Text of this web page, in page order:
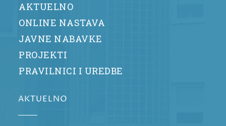
AKTUELNO
ONLINE NASTAVA
JAVNE NABAVKE
PROJEKTI
PRAVILNICI I UREDBE
AKTUELNO